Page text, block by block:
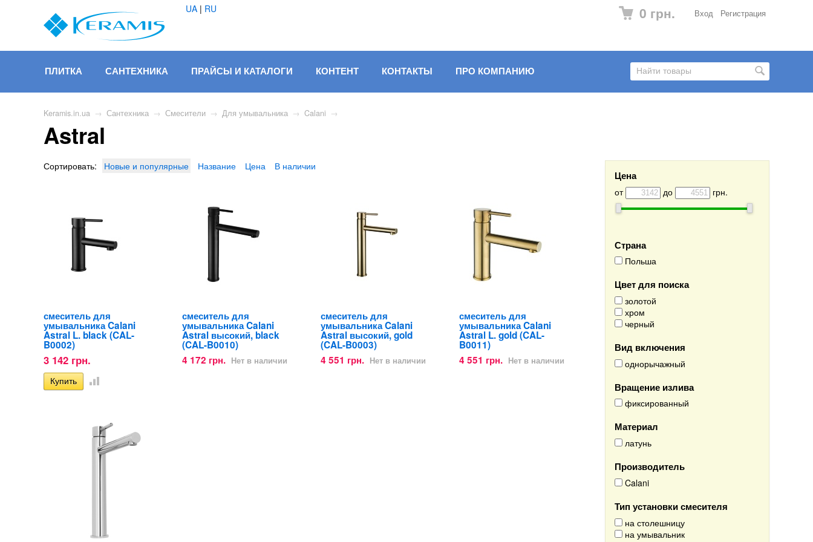
Вход Регистрация
0 грн.
UA | RU
ПЛИТКА САНТЕХНИКА ПРАЙСЫ И КАТАЛОГИ КОНТЕНТ КОНТАКТЫ ПРО КОМПАНИЮ
Keramis.in.ua → Сантехника → Смесители → Для умывальника → Calani →
Astral
Цена
от до грн.
Страна
Польша
Цвет для поиска
золотой
хром
черный
Вид включения
однорычажный
Вращение излива
фиксированный
Материал
латунь
Производитель
Calani
Тип установки смесителя
на столешницу
на умывальник
Сортировать: Новые и популярные Название Цена В наличии
смеситель для
умывальника Calani
Astral L. black (CAL-
B0002)
3 142 грн.
смеситель для
умывальника Calani
Astral высокий, black
(CAL-B0010)
4 172 грн. Нет в наличии
смеситель для
умывальника Calani
Astral высокий, gold
(CAL-B0003)
4 551 грн. Нет в наличии
смеситель для
умывальника Calani
Astral L. gold (CAL-
B0011)
4 551 грн. Нет в наличии